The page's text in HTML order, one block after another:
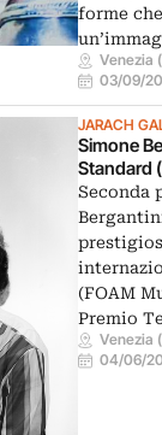
forme
Venezia
03/09/
JARACH
Simone
Standard
Seconda
(FOAM
Premio
Venezia
04/06/